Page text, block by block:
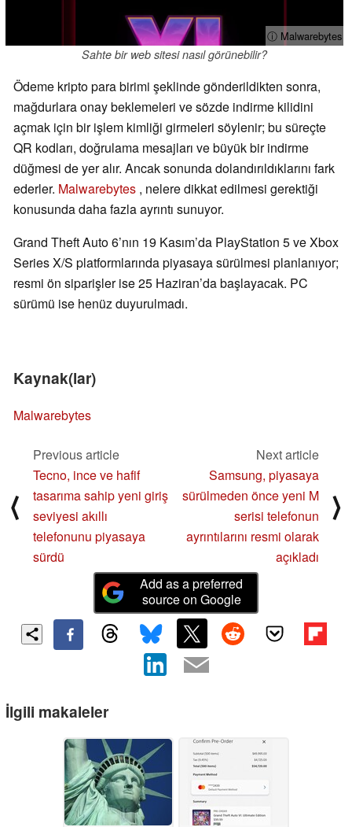
ⓘ Malwarebytes
Sahte bir web sitesi nasıl görünebilir?
Ödeme kripto para birimi şeklinde gönderildikten sonra,
mağdurlara onay beklemeleri ve sözde indirme kilidini
açmak için bir işlem kimliği girmeleri söylenir; bu süreçte
QR kodları, doğrulama mesajları ve büyük bir indirme
düğmesi de yer alır. Ancak sonunda dolandırıldıklarını fark
ederler. Malwarebytes , nelere dikkat edilmesi gerektiği
konusunda daha fazla ayrıntı sunuyor.
Grand Theft Auto 6’nın 19 Kasım’da PlayStation 5 ve Xbox
Series X/S platformlarında piyasaya sürülmesi planlanıyor;
resmi ön siparişler ise 25 Haziran’da başlayacak. PC
sürümü ise henüz duyurulmadı.
Kaynak(lar)
Malwarebytes
⟨
Previous article
Tecno, ince ve hafif
tasarıma sahip yeni giriş
seviyesi akıllı
telefonunu piyasaya
sürdü
Next article
Samsung, piyasaya
sürülmeden önce yeni M
serisi telefonun
ayrıntılarını resmi olarak
açıkladı
⟩
Add as a preferred
source on Google
İlgili makaleler